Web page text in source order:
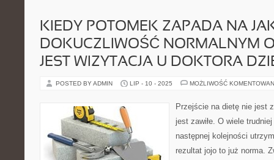
KIEDY POTOMEK ZAPADA NA
DOKUCZLIWOŚĆ NORMALNYM
JEST WIZYTACJA U DOKTORA
POSTED BY ADMIN LIP - 10 - 2025 MOŻLIWOŚĆ
Przejście na dietę nie jest
jest zawiłe. O wiele
następnej kolejności
rezultat jojo to już norma.